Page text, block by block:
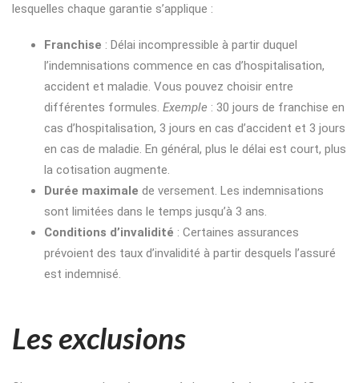
lesquelles chaque garantie s’applique :
Franchise : Délai incompressible à partir duquel
l’indemnisations commence en cas d’hospitalisation,
accident et maladie. Vous pouvez choisir entre
différentes formules. Exemple : 30 jours de franchise en
cas d’hospitalisation, 3 jours en cas d’accident et 3 jours
en cas de maladie. En général, plus le délai est court, plus
la cotisation augmente.
Durée maximale de versement. Les indemnisations
sont limitées dans le temps jusqu’à 3 ans.
Conditions d’invalidité : Certaines assurances
prévoient des taux d’invalidité à partir desquels l’assuré
est indemnisé.
Les exclusions